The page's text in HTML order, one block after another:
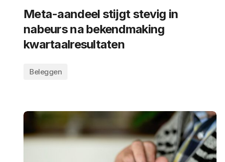
Meta-aandeel stijgt stevig in
nabeurs na bekendmaking
kwartaalresultaten
Beleggen